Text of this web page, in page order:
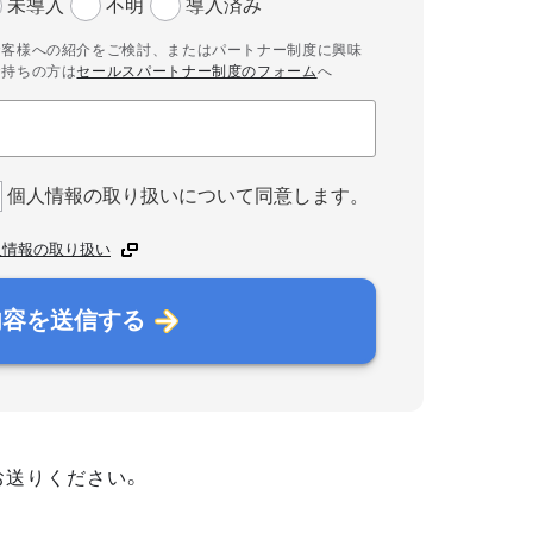
未導入 不明 導入済み
様への紹介をご検討、またはパートナー制度に興味
ちの方はセールスパートナー制度のフォームへ
個人情報の取り扱いについて同意します。
報の取り扱い
を送信する
りください。